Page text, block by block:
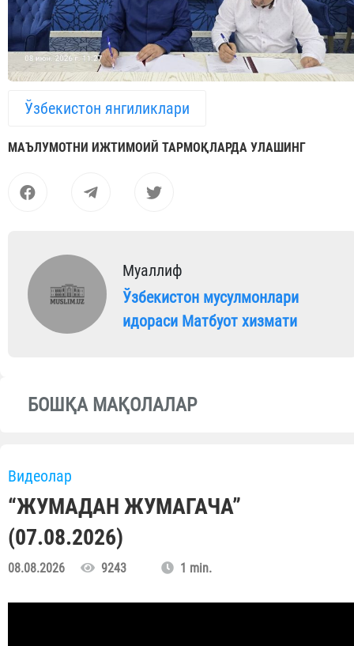
Ўзбекистон янгиликлари
МАЪЛУМОТНИ ИЖТИМОИЙ ТАРМОҚЛАРДА УЛАШИНГ
Муаллиф
Ўзбекистон мусулмонлари
идораси Матбуот хизмати
БОШҚА МАҚОЛАЛАР
Видеолар
“ЖУМАДАН ЖУМАГАЧА”
(07.08.2026)
08.08.2026 9243 1 min.